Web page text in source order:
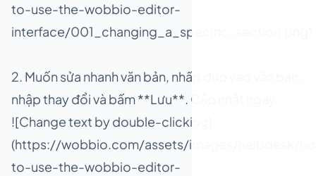
to-use-the-wobbio-editor-
interface/001_changing_a_specific_section.png)
2. Muốn sửa nhanh văn bản, nhấp đúp vào văn bản,
nhập thay đổi và bấm **Lưu**. Cập nhật ngay.
![Change text by double-clicking]
(https://wobbio.com/assets/images/helpdesk/
to-use-the-wobbio-editor-